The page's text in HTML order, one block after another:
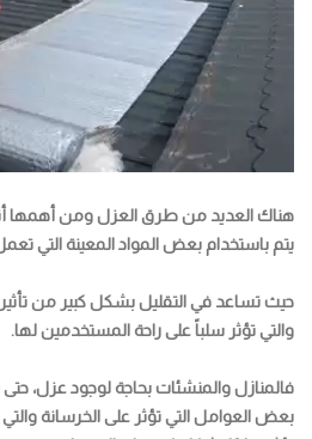
هناك العديد من طرق العزل ومن أهمها
يتم باستخدام بعض المواد المعينة التي
حيث تساعد في التقليل بشكل كبير من تأثير
والتي تؤثر سلباً على راحة المستخدمين لها.
فالمنازل والمنشئات بحاجة لوجود عزل،
بعض العوامل التي تؤثر على الخرسانة